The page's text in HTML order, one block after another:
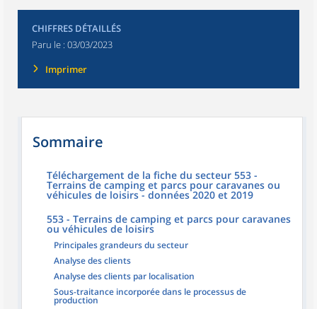
CHIFFRES DÉTAILLÉS
Paru le : 03/03/2023
Imprimer
Sommaire
Téléchargement de la fiche du secteur 553 -
Terrains de camping et parcs pour caravanes ou
véhicules de loisirs - données 2020 et 2019
553 - Terrains de camping et parcs pour caravanes
ou véhicules de loisirs
Principales grandeurs du secteur
Analyse des clients
Analyse des clients par localisation
Sous-traitance incorporée dans le processus de
production